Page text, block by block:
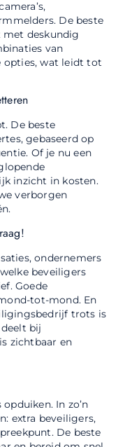
De beste
met deskundig
van
opties, wat leidt tot
De beste
gebaseerd op
Of je nu een
inzicht in kosten.
verborgen
ondernemers
beveiligers
Goede
tot-mond. En
trots is
bij
zichtbaar en
In zo’n
extra beveiligers,
De beste